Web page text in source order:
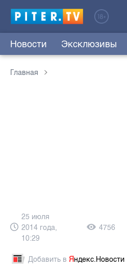
Новости Эксклюзивы
Главная
25 июля
2014 года,
10:29
4756
Добавить в Яндекс.Новости